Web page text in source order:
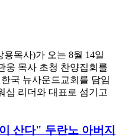
목사)가 오는 8월 14일
웅 목사 초청 찬양집회를
국 뉴사운드교회를 담임
십 리더와 대표로 섬기고
산다" 두란노 아버지